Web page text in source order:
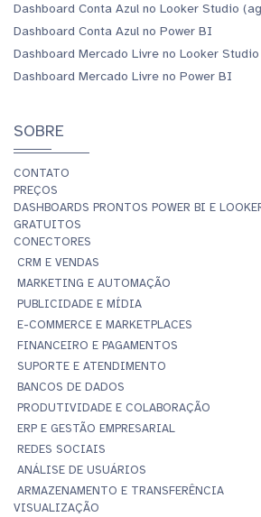
Dashboard Conta Azul no Looker Studio
Dashboard Conta Azul no Power BI
Dashboard Mercado Livre no Looker
Dashboard Mercado Livre no Power BI
SOBRE
CONTATO
PREÇOS
DASHBOARDS PRONTOS POWER BI E
GRATUITOS
CONECTORES
CRM E VENDAS
MARKETING E AUTOMAÇÃO
PUBLICIDADE E MÍDIA
E-COMMERCE E MARKETPLACES
FINANCEIRO E PAGAMENTOS
SUPORTE E ATENDIMENTO
BANCOS DE DADOS
PRODUTIVIDADE E COLABORAÇÃO
ERP E GESTÃO EMPRESARIAL
REDES SOCIAIS
ANÁLISE DE USUÁRIOS
ARMAZENAMENTO E TRANSFERÊNCIA
VISUALIZAÇÃO